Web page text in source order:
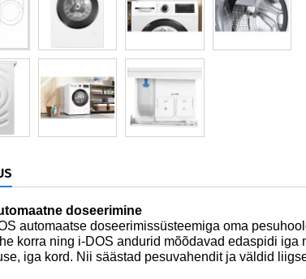
doseerimine
automaatse doseerimissüsteemiga oma
korra ning i-DOS andurid mõõdavad edaspidi
iga kord. Nii säästad pesuvahendit ja väldid